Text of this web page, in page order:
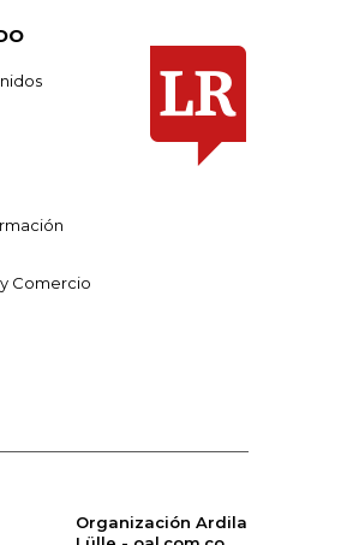
Comercio
Organización Ardila